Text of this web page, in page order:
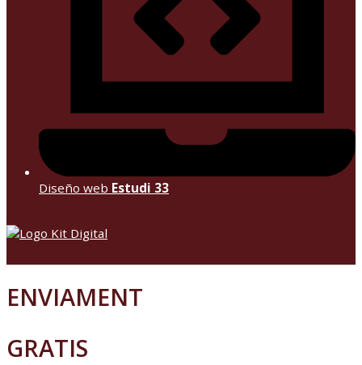
Diseño web Estudi 33
ENVIAMENT
GRATIS